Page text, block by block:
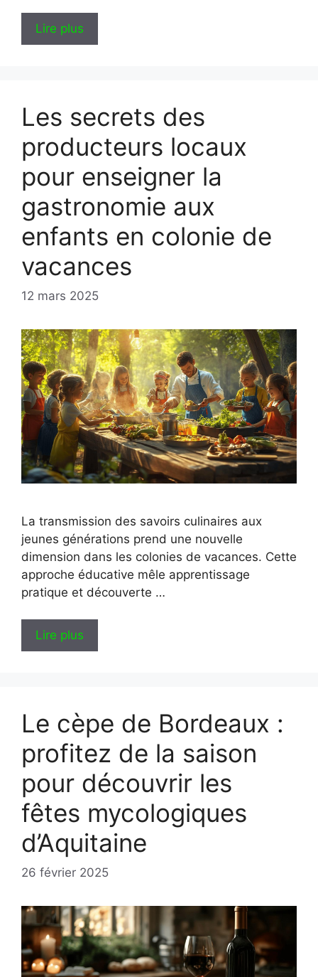
Lire plus
Les secrets des
producteurs locaux
pour enseigner la
gastronomie aux
enfants en colonie de
vacances
12 mars 2025
La transmission des savoirs culinaires aux
jeunes générations prend une nouvelle
dimension dans les colonies de vacances. Cette
approche éducative mêle apprentissage
pratique et découverte …
Lire plus
Le cèpe de Bordeaux :
profitez de la saison
pour découvrir les
fêtes mycologiques
d’Aquitaine
26 février 2025